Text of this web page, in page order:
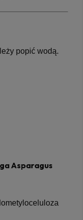
popić wodą.
Asparagus